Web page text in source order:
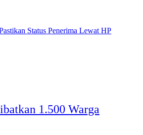
Status Penerima Lewat HP
1.500 Warga